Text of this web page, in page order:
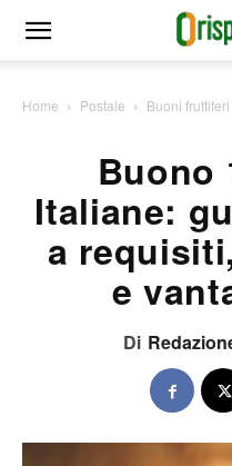
Home Postale Buoni
Buono
Italiane:
a
e
Di